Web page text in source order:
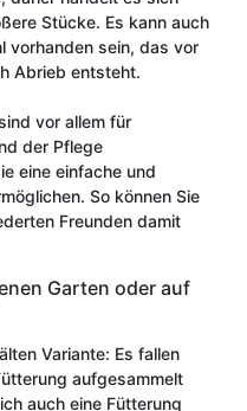
Stücke. Es kann auch
vorhanden sein, das vor
Abrieb entsteht.
vor allem für
der Pflege
eine einfache und
So können Sie
Freunden damit
Garten oder auf
Variante: Es fallen
aufgesammelt
auch eine Fütterung